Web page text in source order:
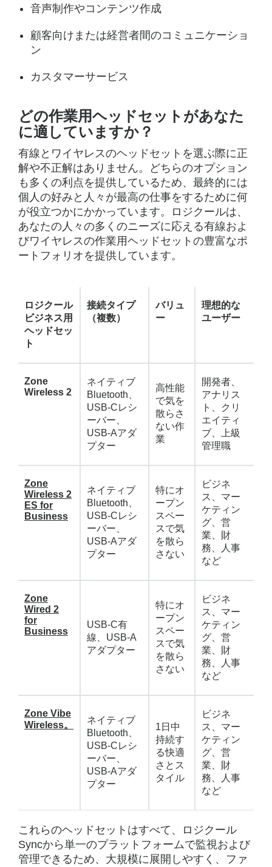
音声制作やコンテンツ作成
顧客向けまたは経営者間のコミュニケーショ
ン
カスタマーサービス
どの作業用ヘッドセットがあなた
に適していますか？
有線とワイヤレスのヘッドセットを選ぶ際に正
解や不正解はありません。どちらのオプション
も多くの利点を提供しているため、最終的には
個人の好みと人々が最高の仕事をするために何
が役立つかにかかっています。ロジクールは、
あなたの人々の多くのニーズに応える有線およ
びワイヤレスの作業用ヘッドセットの豊富なポ
ートフォリオを提供しています。
ロジクール
ビジネス用
ヘッドセッ
ト
接続タイプ
（複数）
バリュ
ー
理想的な
ユーザー
Zone
Wireless 2
ネイティブ
Bluetooth、
USB-Cレシ
ーバー、
USB-Aアダ
プター
高性能
で気を
散らさ
ない作
業
開発者、
アナリス
ト、クリ
エイティ
ブ、上級
管理職
Zone
Wireless 2
ES for
Business
ネイティブ
Bluetooth、
USB-Cレシ
ーバー、
USB-Aアダ
プター
特にオ
ープン
スペー
スで気
を散ら
さない
ビジネ
ス、マー
ケティン
グ、営
業、財
務、人事
など
Zone
Wired 2
for
Business
USB-C有
線、USB-A
アダプター
特にオ
ープン
スペー
スで気
を散ら
さない
ビジネ
ス、マー
ケティン
グ、営
業、財
務、人事
など
Zone Vibe
Wireless。
ネイティブ
Bluetooth、
USB-Cレシ
ーバー、
USB-Aアダ
プター
1日中
持続す
る快適
さとス
タイル
ビジネ
ス、マー
ケティン
グ、営
業、財
務、人事
など
これらのヘッドセットはすべて、ロジクール
Syncから単一のプラットフォームで監視および
管理できるため、大規模に展開しやすく、ファ